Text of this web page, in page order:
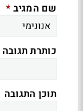
שם המגיב *
כותרת תגובה
תוכן התגובה